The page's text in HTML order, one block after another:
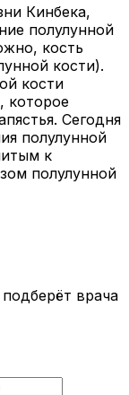
Кинбека,
полулунной
кость
кости).
кости
которое
Сегодня
полулунной
к
полулунной
врача